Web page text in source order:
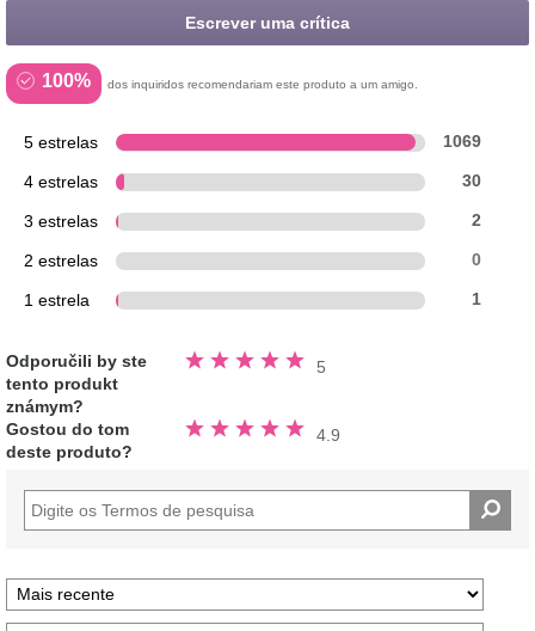
Escrever uma crítica
100% dos inquiridos recomendariam este produto a um amigo.
5 estrelas 1069
4 estrelas 30
3 estrelas 2
2 estrelas 0
1 estrela 1
Odporučili by ste
tento produkt
známym?
5
Avaliado
5.0
estrelas
Gostou do tom
deste produto?
4.9
Avaliado
4.9
estrelas